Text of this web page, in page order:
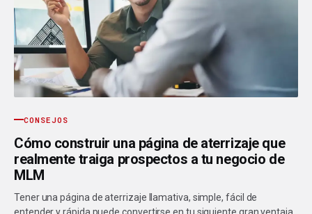
CONSEJOS
Cómo construir una página de aterrizaje que
realmente traiga prospectos a tu negocio de
MLM
Tener una página de aterrizaje llamativa, simple, fácil de
entender y rápida puede convertirse en tu siguiente gran ventaja